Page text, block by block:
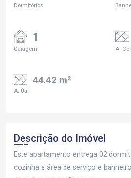
Dormitórios
1
Garagem A.
44.42 m²
A. Útil
Descrição do Imóvel
Este apartamento entrega 02
cozinha e área de serviço e